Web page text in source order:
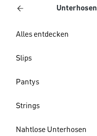
Unterhosen
Alles entdecken
Slips
Pantys
Strings
Nahtlose Unterhosen